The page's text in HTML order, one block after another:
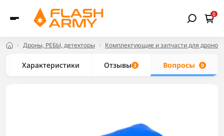
0
Дроны, РЕБЫ, детекторы Комплектующие и запчасти для дронов
Характеристики Отзывы 3 Вопросы 0